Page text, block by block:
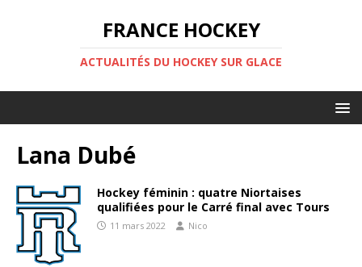
FRANCE HOCKEY
ACTUALITÉS DU HOCKEY SUR GLACE
Lana Dubé
Hockey féminin : quatre Niortaises
qualifiées pour le Carré final avec Tours
11 mars 2022 Nico